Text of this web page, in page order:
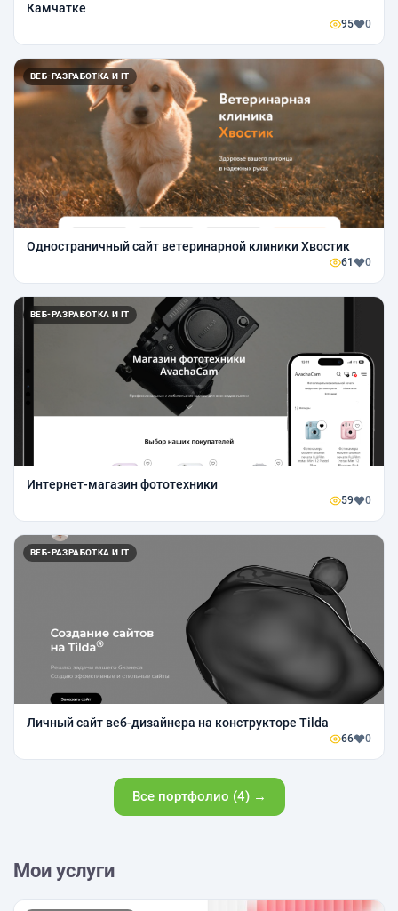
Камчатке
95 0
ВЕБ-РАЗРАБОТКА И IT
Одностраничный сайт ветеринарной клиники Хвостик
61 0
ВЕБ-РАЗРАБОТКА И IT
Интернет-магазин фототехники
59 0
ВЕБ-РАЗРАБОТКА И IT
Личный сайт веб-дизайнера на конструкторе Tilda
66 0
Все портфолио (4) →
Мои услуги